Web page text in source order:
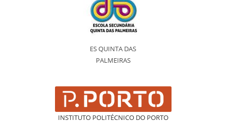
ES QUINTA DAS
PALMEIRAS
INSTITUTO POLITÉCNICO DO PORTO